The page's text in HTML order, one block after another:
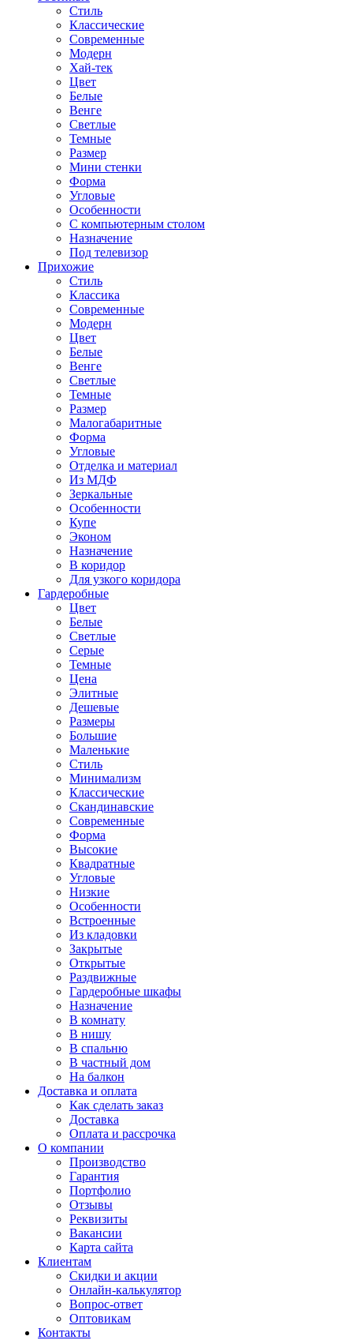
Стиль
Классические
Современные
Модерн
Хай-тек
Цвет
Белые
Венге
Светлые
Темные
Размер
Мини стенки
Форма
Угловые
Особенности
С компьютерным столом
Назначение
Под телевизор
Прихожие
Стиль
Классика
Современные
Модерн
Цвет
Белые
Венге
Светлые
Темные
Размер
Малогабаритные
Форма
Угловые
Отделка и материал
Из МДФ
Зеркальные
Особенности
Купе
Эконом
Назначение
В коридор
Для узкого коридора
Гардеробные
Цвет
Белые
Светлые
Серые
Темные
Цена
Элитные
Дешевые
Размеры
Большие
Маленькие
Стиль
Минимализм
Классические
Скандинавские
Современные
Форма
Высокие
Квадратные
Угловые
Низкие
Особенности
Встроенные
Из кладовки
Закрытые
Открытые
Раздвижные
Гардеробные шкафы
Назначение
В комнату
В нишу
В спальню
В частный дом
На балкон
Доставка и оплата
Как сделать заказ
Доставка
Оплата и рассрочка
О компании
Производство
Гарантия
Портфолио
Отзывы
Реквизиты
Вакансии
Карта сайта
Клиентам
Скидки и акции
Онлайн-калькулятор
Вопрос-ответ
Оптовикам
Контакты